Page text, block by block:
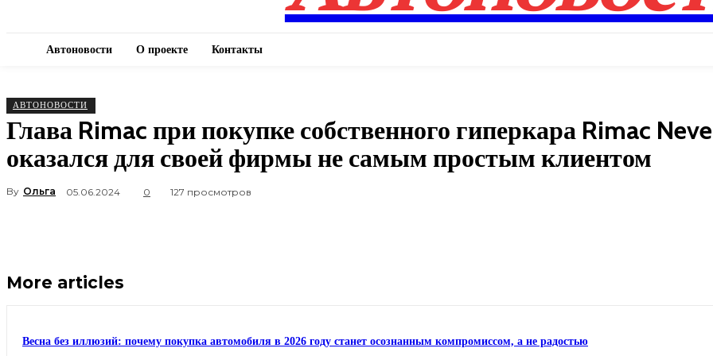
Автоновости О проекте Контакты
АВТОНОВОСТИ
Глава Rimac при покупке собственного гиперкара Rimac
оказался для своей фирмы не самым простым клиентом
By Ольга 05.06.2024 0 127 просмотров
More articles
Весна без иллюзий: почему покупка автомобиля в 2026 году станет осознанным компромиссом, а не радостью